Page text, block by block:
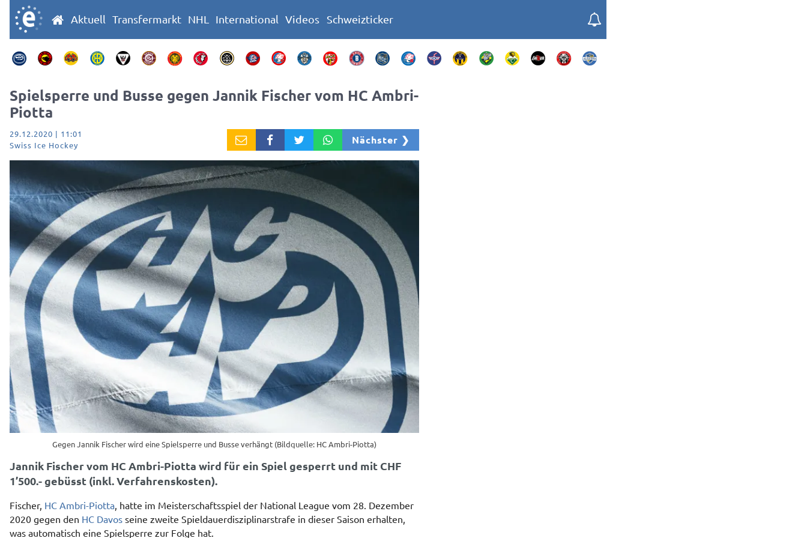
Aktuell Transfermarkt NHL International Videos Schweizticker
Spielsperre und Busse gegen Jannik Fischer vom HC Ambri-
Piotta
29.12.2020 | 11:01
Swiss Ice Hockey
Nächster ❯
Gegen Jannik Fischer wird eine Spielsperre und Busse verhängt (Bildquelle: HC Ambri-Piotta)
Jannik Fischer vom HC Ambri-Piotta wird für ein Spiel gesperrt und mit CHF
1’500.- gebüsst (inkl. Verfahrenskosten).
Fischer, HC Ambri-Piotta, hatte im Meisterschaftsspiel der National League vom 28. Dezember
2020 gegen den HC Davos seine zweite Spieldauerdisziplinarstrafe in dieser Saison erhalten,
was automatisch eine Spielsperre zur Folge hat.